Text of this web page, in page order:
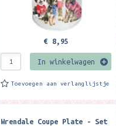
€ 8,95
In winkelwagen
Toevoegen aan verlanglijstje
Wrendale Coupe Plate - Set